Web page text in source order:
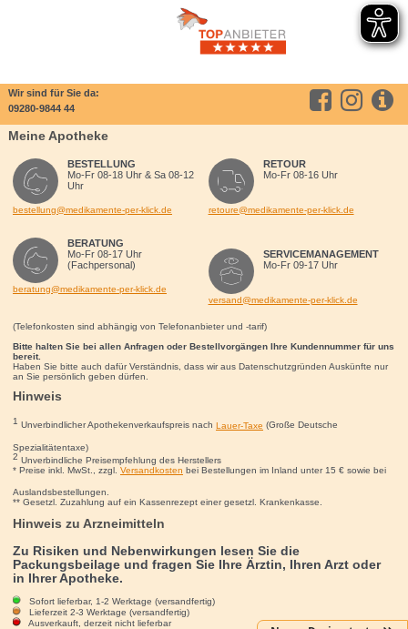
La Roche Posay Toleriane Sensitive reichhaltig
Wir sind für Sie da:
09280-9844 44
Meine Apotheke
BESTELLUNG
Mo-Fr 08-18 Uhr & Sa 08-12
Uhr
bestellung@medikamente-per-klick.de
BERATUNG
Mo-Fr 08-17 Uhr
(Fachpersonal)
beratung@medikamente-per-klick.de
RETOUR
Mo-Fr 08-16 Uhr
retoure@medikamente-per-klick.de
SERVICEMANAGEMENT
Mo-Fr 09-17 Uhr
versand@medikamente-per-klick.de
(Telefonkosten sind abhängig von Telefonanbieter und -tarif)
Bitte halten Sie bei allen Anfragen oder Bestellvorgängen Ihre Kundennummer für uns
bereit.
Haben Sie bitte auch dafür Verständnis, dass wir aus Datenschutzgründen Auskünfte nur
an Sie persönlich geben dürfen.
Hinweis
1 Unverbindlicher Apothekenverkaufspreis nach Lauer-Taxe (Große Deutsche
Spezialitätentaxe)
2 Unverbindliche Preisempfehlung des Herstellers
* Preise inkl. MwSt., zzgl. Versandkosten bei Bestellungen im Inland unter 15 €sowie bei
Auslandsbestellungen.
** Gesetzl. Zuzahlung auf ein Kassenrezept einer gesetzl. Krankenkasse.
Hinweis zu Arzneimitteln
Zu Risiken und Nebenwirkungen lesen Sie die
Packungsbeilage und fragen Sie Ihre Ärztin, Ihren Arzt oder
in Ihrer Apotheke.
Sofort lieferbar, 1-2 Werktage (versandfertig)
Lieferzeit 2-3 Werktage (versandfertig)
Ausverkauft, derzeit nicht lieferbar